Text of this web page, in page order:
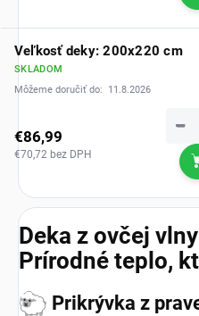
Veľkosť deky: 200x220 cm
SKLADOM
Môžeme doručiť do:
11.8.2026
€86,99
€70,72 bez DPH
−
Deka z ovčej
Prírodné teplo,
Prikrývka z